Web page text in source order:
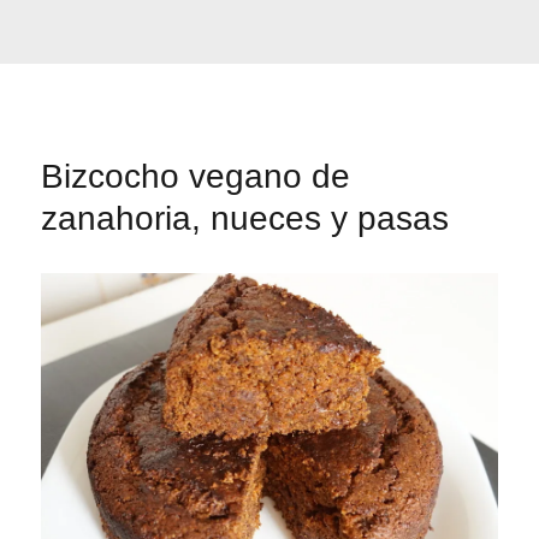
Bizcocho vegano de
zanahoria, nueces y pasas